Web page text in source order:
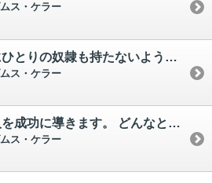
ス・ケラー
先祖の中にひとりの奴隷も持たないような、そんな王者はいません。 同様に、先祖の中にひとりの王者を持たないような、そんな奴隷もいません。
ス・ケラー
希望は、人を成功に導きます。 どんなときでも、そこに希望がなければ、なにごとも成就するものではありません。
ス・ケラー